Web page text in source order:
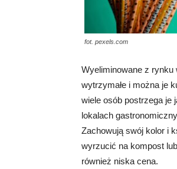
fot. pexels.com
Wyeliminowane z rynku
wytrzymałe i można je
wiele osób postrzega je
lokalach
Zachowują swój kolor i
wyrzucić na kompost
również niska cena.